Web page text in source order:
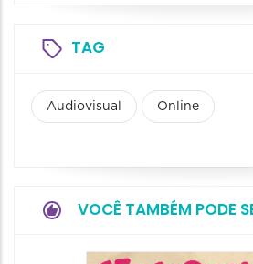
TAG
Audiovisual Online
VOCÊ TAMBÉM PODE